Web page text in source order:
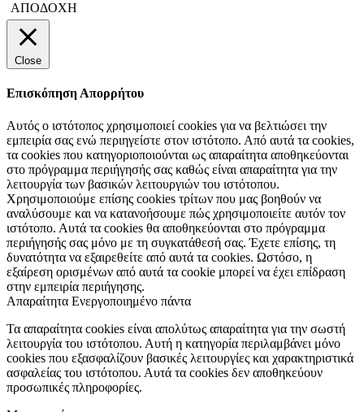
ΑΠΟΔΟΧΗ
Close
Επισκόπηση Απορρήτου
Αυτός ο ιστότοπος χρησιμοποιεί cookies για να βελτιώσει την
εμπειρία σας ενώ περιηγείστε στον ιστότοπο. Από αυτά τα cookies,
τα cookies που κατηγοριοποιούνται ως απαραίτητα αποθηκεύονται
στο πρόγραμμα περιήγησής σας καθώς είναι απαραίτητα για την
λειτουργία των βασικών λειτουργιών του ιστότοπου.
Χρησιμοποιούμε επίσης cookies τρίτων που μας βοηθούν να
αναλύσουμε και να κατανοήσουμε πώς χρησιμοποιείτε αυτόν τον
ιστότοπο. Αυτά τα cookies θα αποθηκεύονται στο πρόγραμμα
περιήγησής σας μόνο με τη συγκατάθεσή σας. Έχετε επίσης, τη
δυνατότητα να εξαιρεθείτε από αυτά τα cookies. Ωστόσο, η
εξαίρεση ορισμένων από αυτά τα cookie μπορεί να έχει επίδραση
στην εμπειρία περιήγησης.
Απαραίτητα Ενεργοποιημένο πάντα
Τα απαραίτητα cookies είναι απολύτως απαραίτητα για την σωστή
λειτουργία του ιστότοπου. Αυτή η κατηγορία περιλαμβάνει μόνο
cookies που εξασφαλίζουν βασικές λειτουργίες και χαρακτηριστικά
ασφαλείας του ιστότοπου. Αυτά τα cookies δεν αποθηκεύουν
προσωπικές πληροφορίες.